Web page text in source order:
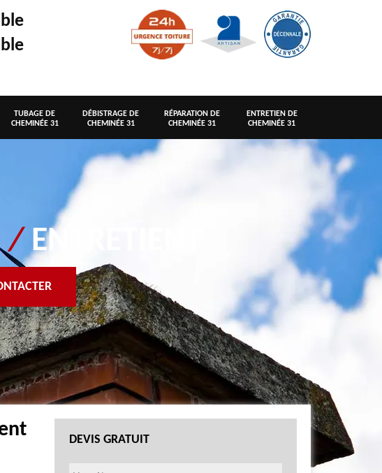
TUBAGE DE
CHEMINÉE 31
DÉBISTRAGE DE
CHEMINÉE 31
RÉPARATION DE
CHEMINÉE 31
ENTRETIEN DE
CHEMINÉE 31
/ ENTRETIENT
DEVIS GRATUIT